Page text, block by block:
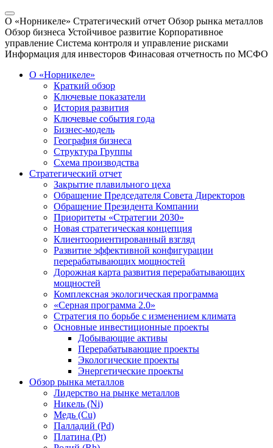
О «Норникеле» Стратегический отчет Обзор рынка металлов
Обзор бизнеса Устойчивое развитие Корпоративное
управление Система контроля и управление рисками
Информация для инвесторов Финасовая отчетность по МСФО
О «Норникеле»
Краткий обзор
Ключевые показатели
История развития
Ключевые события года
Бизнес-модель
География бизнеса
Структура Группы
Схема производства
Стратегический отчет
Закрытие плавильного цеха
Обращение Председателя Совета Директоров
Обращение Президента Компании
Приоритеты «Стратегии 2030»
Новая стратегическая концепция
Клиентоориентированный взгляд
Развитие эффективной конфигурации
перерабатывающих мощностей
Дорожная карта развития перерабатывающих
мощностей
Комплексная экологическая программа
«Серная программа 2.0»
Стратегия по борьбе с изменением климата
Основные инвестиционные проекты
Добывающие активы
Перерабатывающие проекты
Экологические проекты
Энергетические проекты
Обзор рынка металлов
Лидерство на рынке металлов
Никель (Ni)
Медь (Cu)
Палладий (Pd)
Платина (Pt)